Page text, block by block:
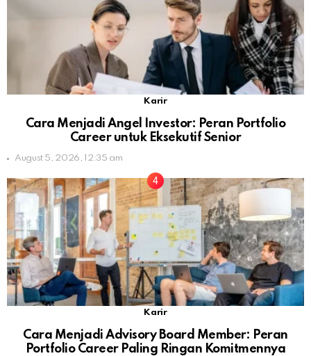
Karir
Cara Menjadi Angel Investor: Peran Portfolio
Career untuk Eksekutif Senior
August 5, 2026, 12:35 am
Karir
Cara Menjadi Advisory Board Member: Peran
Portfolio Career Paling Ringan Komitmennya